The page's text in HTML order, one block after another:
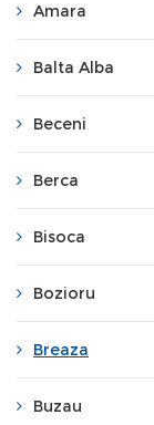
Amara
Balta Alba
Beceni
Berca
Bisoca
Bozioru
Breaza
Buzau